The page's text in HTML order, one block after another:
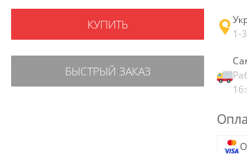
КУПИТЬ
БЫСТРЫЙ ЗАКАЗ
1-